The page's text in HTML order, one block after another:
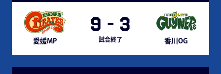
愛媛MP
9 - 3
試合終了 香川OG